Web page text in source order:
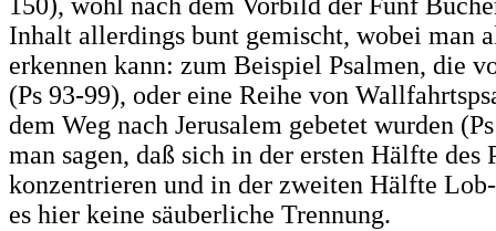
150), wohl nach dem Vorbild der Fünf
Inhalt allerdings bunt gemischt, wobei man
erkennen kann: zum Beispiel Psalmen, die
(Ps 93-99), oder eine Reihe von
dem Weg nach Jerusalem gebetet wurden
man sagen, daß sich in der ersten Hälfte des
konzentrieren und in der zweiten Hälfte
es hier keine säuberliche Trennung.